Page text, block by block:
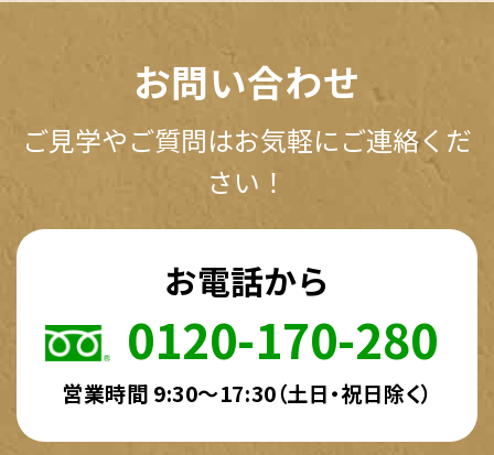
お問い合わせ
ご見学やご質問はお気軽にご連絡くだ
さい！
お電話から
0120-170-280
営業時間 9:30～17:30（土日・祝日除く）